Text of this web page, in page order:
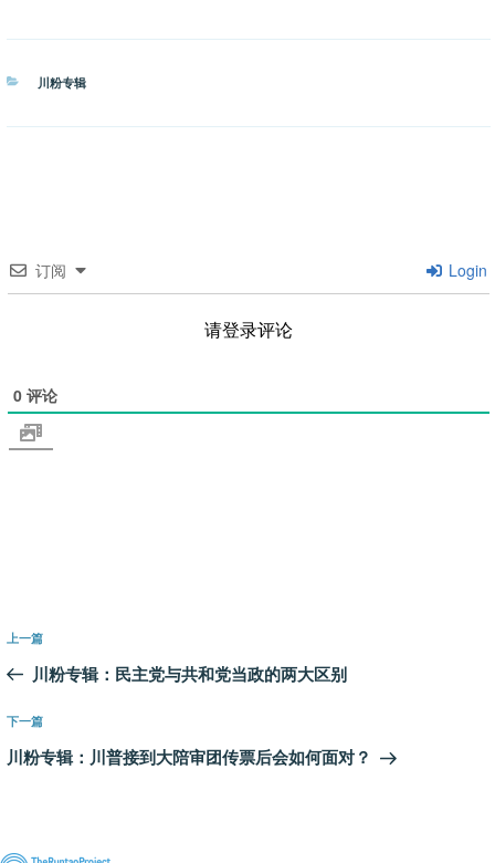
分
川粉专辑
订阅 Login
请登录评论
0 评论
文
导
航
上
一
文
章
上一篇
川粉专辑：民主党与共和党当政的两大区别
下
一
下一篇
川粉专辑：川普接到大陪审团传票后会如何面对？